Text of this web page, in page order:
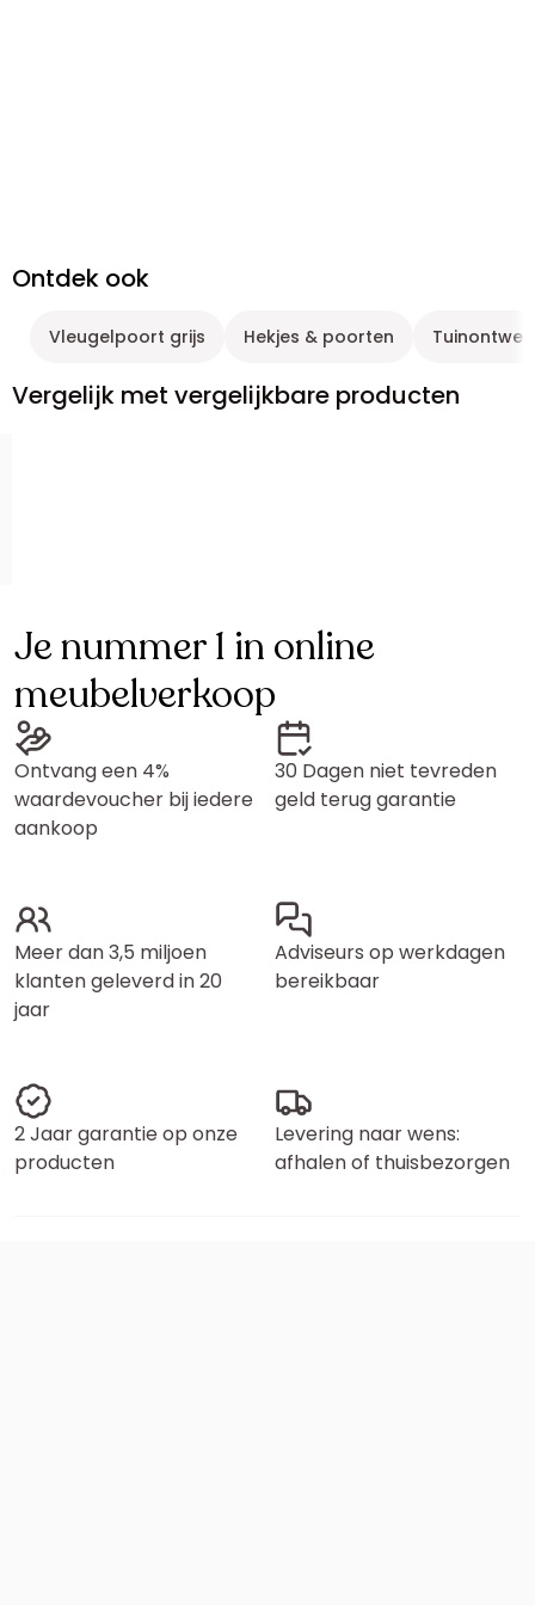
Ontdek ook
Vleugelpoort grijs Hekjes & poorten
Vergelijk met vergelijkbare producten
Je nummer 1 in online
meubelverkoop
Ontvang een 4%
waardevoucher bij iedere
aankoop
30 Dagen niet tevreden
geld terug garantie
Meer dan 3,5 miljoen
klanten geleverd in 20
jaar
Adviseurs op werkdagen
bereikbaar
2 Jaar garantie op onze
producten
Levering naar wens:
afhalen of thuisbezorgen